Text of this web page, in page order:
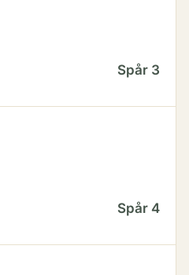
Spår 3
Spår 4